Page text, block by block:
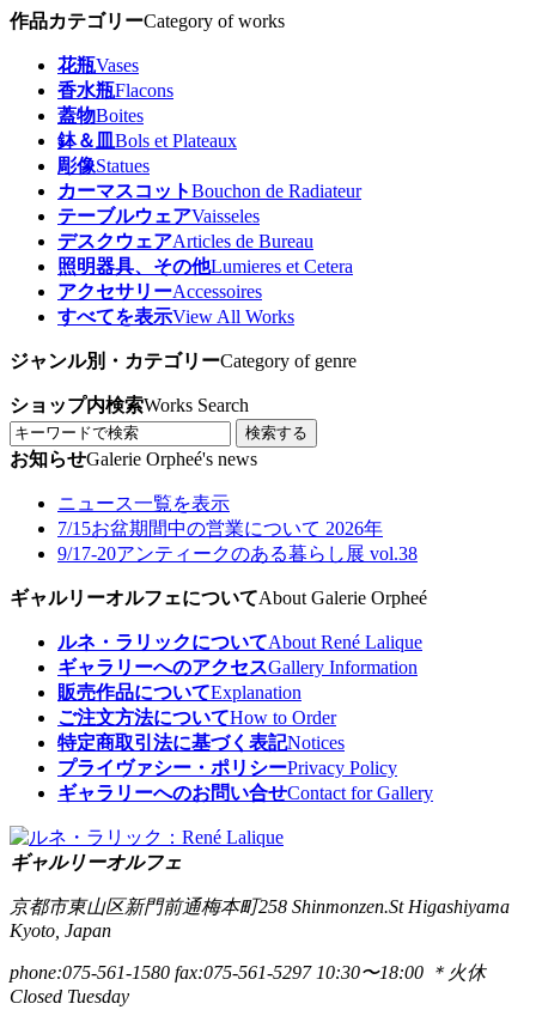
作品カテゴリーCategory of works
花瓶Vases
香水瓶Flacons
蓋物Boites
鉢＆皿 Bols et Plateaux
彫像Statues
カーマスコットBouchon de Radiateur
テーブルウェアVaisseles
デスクウェアArticles de Bureau
照明器具、その他Lumieres et Cetera
アクセサリーAccessoires
すべてを表示View All Works
ジャンル別・カテゴリーCategory of genre
ショップ内検索Works Search
検索する
お知らせGalerie Orpheé's news
ニュース一覧を表示
7/15お盆期間中の営業について 2026年
9/17-20アンティークのある暮らし展 vol.38
ギャルリーオルフェについてAbout Galerie Orpheé
ルネ・ラリックについてAbout René Lalique
ギャラリーへのアクセスGallery Information
販売作品についてExplanation
ご注文方法についてHow to Order
特定商取引法に基づく表記Notices
プライヴァシー・ポリシーPrivacy Policy
ギャラリーへのお問い合せContact for Gallery
ギャルリーオルフェ
京都市東山区新門前通梅本町258 Shinmonzen.St Higashiyama
Kyoto, Japan
phone:075-561-1580 fax:075-561-5297 10:30〜18:00 ＊火休
Closed Tuesday